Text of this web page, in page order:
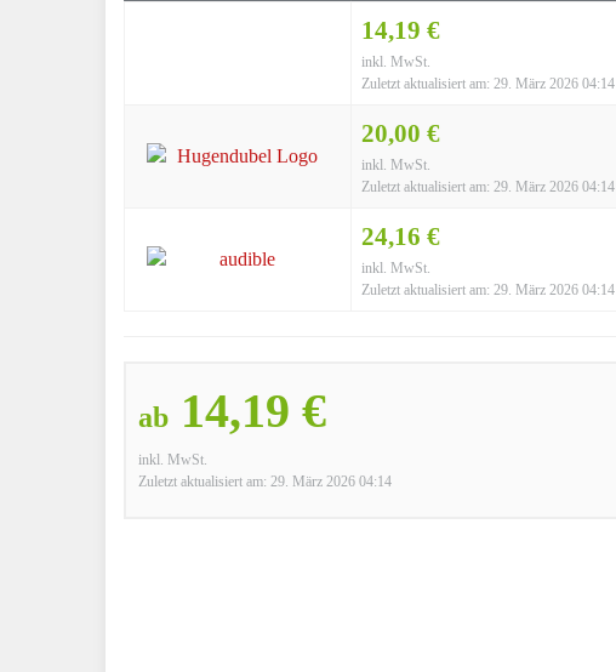
14,19 €
inkl. MwSt.
Zuletzt aktualisiert am: 29. März 2026 04:14
20,00 €
inkl. MwSt.
Zuletzt aktualisiert am: 29. März 2026 04:14
24,16 €
inkl. MwSt.
Zuletzt aktualisiert am: 29. März 2026 04:14
ab 14,19 €
inkl. MwSt.
Zuletzt aktualisiert am: 29. März 2026 04:14